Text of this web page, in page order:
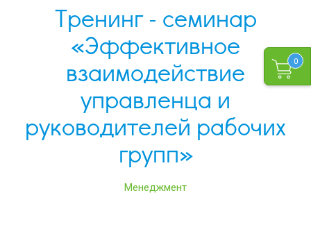
0
Тренинг - семинар
«Эффективное
взаимодействие
управленца и
руководителей рабочих
групп»
Менеджмент